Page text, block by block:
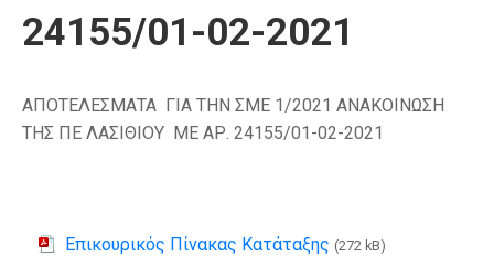
24155/01-02-2021
ΑΠΟΤΕΛΕΣΜΑΤΑ ΓΙΑ ΤΗΝ ΣΜΕ 1/2021 ΑΝΑΚΟΙΝΩΣΗ
ΤΗΣ ΠΕ ΛΑΣΙΘΙΟΥ ΜΕ ΑΡ. 24155/01-02-2021
Επικουρικός Πίνακας Κατάταξης (272 kB)